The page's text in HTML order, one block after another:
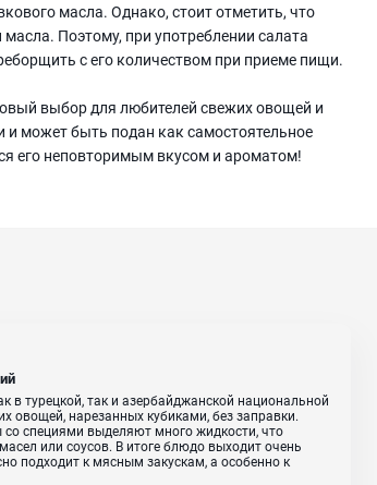
масла. Однако, стоит отметить, что
Поэтому, при употреблении салата
с его количеством при приеме пищи.
выбор для любителей свежих овощей и
и может быть подан как самостоятельное
его неповторимым вкусом и ароматом!
в турецкой, так и азербайджанской национальной
овощей, нарезанных кубиками, без заправки.
специями выделяют много жидкости, что
или соусов. В итоге блюдо выходит очень
подходит к мясным закускам, а особенно к